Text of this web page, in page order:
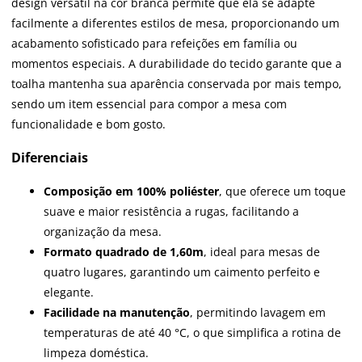
facilmente a diferentes estilos de mesa, proporcionando um
acabamento sofisticado para refeições em família ou
momentos especiais. A durabilidade do tecido garante que a
toalha mantenha sua aparência conservada por mais tempo,
sendo um item essencial para compor a mesa com
funcionalidade e bom gosto.
Diferenciais
Composição em 100% poliéster, que oferece um toque
suave e maior resistência a rugas, facilitando a
organização da mesa.
Formato quadrado de 1,60m, ideal para mesas de
quatro lugares, garantindo um caimento perfeito e
elegante.
Facilidade na manutenção, permitindo lavagem em
temperaturas de até 40 °C, o que simplifica a rotina de
limpeza doméstica.